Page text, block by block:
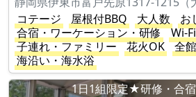
コテージ
屋根付BBQ 大人数 お
合宿・ワーケーション・研修
Wi-Fi
子連れ・ファミリー
花火OK 全
海沿い・海水浴
1日1組限定★研修・合